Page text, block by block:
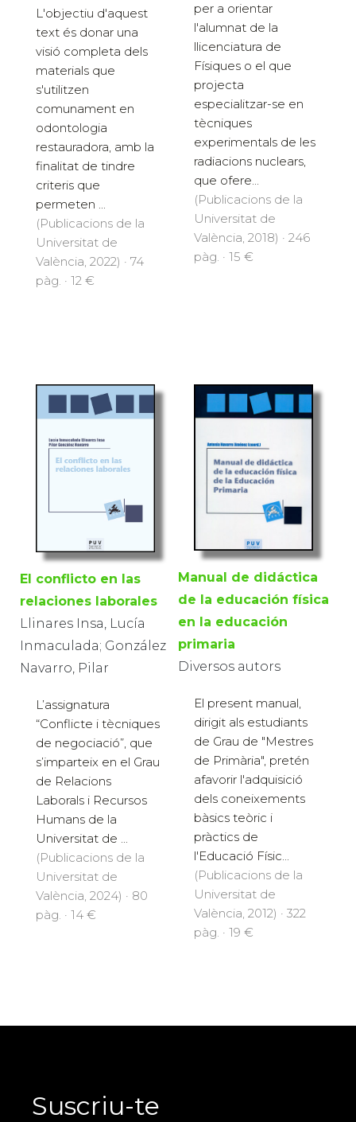
L'objectiu d'aquest
text és donar una
visió completa dels
materials que
s'utilitzen
comunament en
odontologia
restauradora, amb la
finalitat de tindre
criteris que
permeten ...
(Publicacions de la
Universitat de
València, 2022) · 74
pàg. · 12 €
per a orientar
l'alumnat de la
llicenciatura de
Físiques o el que
projecta
especialitzar-se en
tècniques
experimentals de les
radiacions nuclears,
que ofere...
(Publicacions de la
Universitat de
València, 2018) · 246
pàg. · 15 €
El conflicto en las
relaciones laborales
Llinares Insa, Lucía
Inmaculada; González
Navarro, Pilar
L’assignatura
“Conflicte i tècniques
de negociació”, que
s’imparteix en el Grau
de Relacions
Laborals i Recursos
Humans de la
Universitat de ...
(Publicacions de la
Universitat de
València, 2024) · 80
pàg. · 14 €
Manual de didáctica
de la educación física
en la educación
primaria
Diversos autors
El present manual,
dirigit als estudiants
de Grau de "Mestres
de Primària", pretén
afavorir l'adquisició
dels coneixements
bàsics teòric i
pràctics de
l'Educació Físic...
(Publicacions de la
Universitat de
València, 2012) · 322
pàg. · 19 €
Suscriu-te